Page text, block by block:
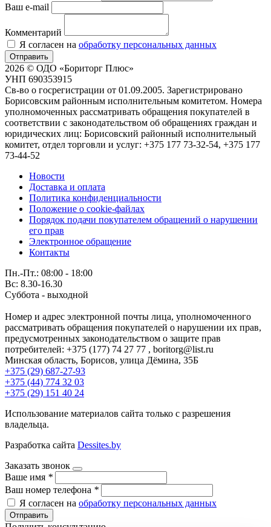
Ваш e-mail
Комментарий
Я согласен на обработку персональных данных
Отправить
2026 © ОДО «Бориторг Плюс»
УНП 690353915
Св-во о госрегистрации от 01.09.2005. Зарегистрировано
Борисовским районным исполнительным комитетом. Номера
уполномоченных рассматривать обращения покупателей в
соответствии с законодательством об обращениях граждан и
юридических лиц: Борисовский районный исполнительный
комитет, отдел торговли и услуг: +375 177 73-32-54, +375 177
73-44-52
Новости
Доставка и оплата
Политика конфиденциальности
Положение о cookie-файлах
Порядок подачи покупателем обращений о нарушении
его прав
Электронное обращение
Контакты
Пн.-Пт.: 08:00 - 18:00
Вс: 8.30-16.30
Суббота - выходной
Номер и адрес электронной почты лица, уполномоченного
рассматривать обращения покупателей о нарушении их прав,
предусмотренных законодательством о защите прав
потребителей: +375 (177) 74 27 77 , boritorg@list.ru
Минская область, Борисов, улица Дёмина, 35Б
+375 (29) 687-27-93
+375 (44) 774 32 03
+375 (29) 151 40 24
Использование материалов сайта только с разрешения
владельца.
Разработка сайта Dessites.by
Заказать звонок
Ваше имя *
Ваш номер телефона *
Я согласен на обработку персональных данных
Отправить